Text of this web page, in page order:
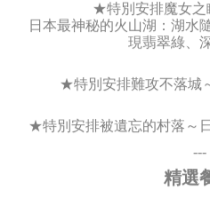
★特別安排魔女
日本最神秘的火山湖：湖水
現翡翠綠、
★特別安排難攻不落城
★特別安排被遺忘的村落～
---
精選